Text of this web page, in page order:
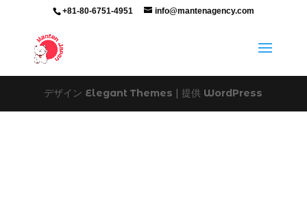
+81-80-6751-4951 info@mantenagency.com
デザイン Elegant Themes | 提供 WordPress